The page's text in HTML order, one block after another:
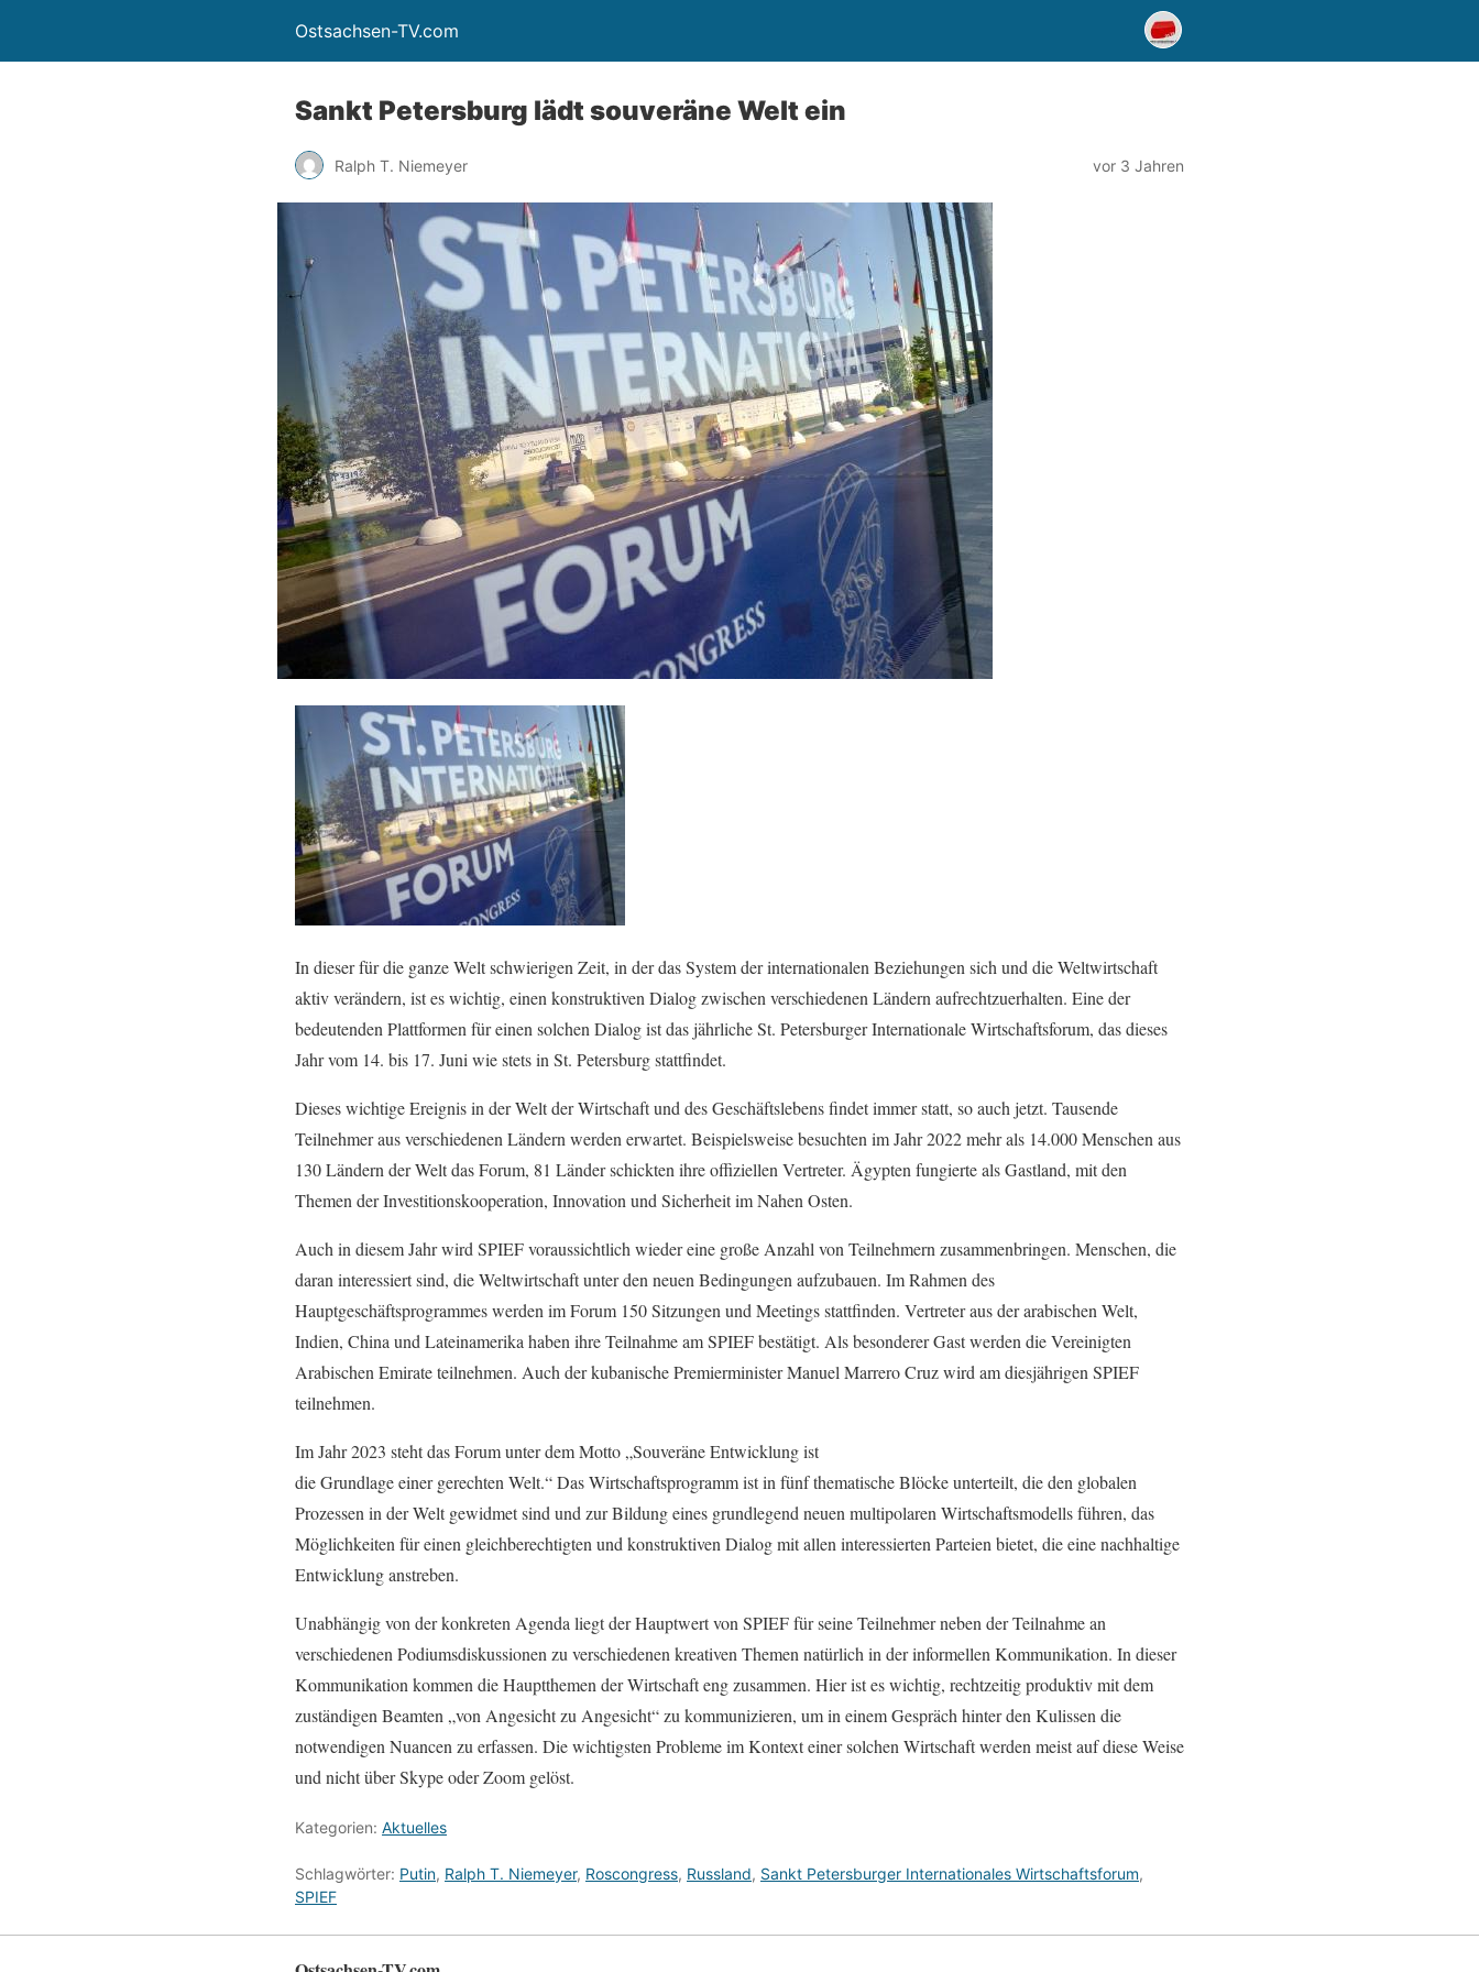
Ostsachsen-TV.com
Sankt Petersburg lädt souveräne Welt ein
Ralph T. Niemeyer vor 3 Jahren
In dieser für die ganze Welt schwierigen Zeit, in der das System der internationalen Beziehungen sich und die Weltwirtschaft
aktiv verändern, ist es wichtig, einen konstruktiven Dialog zwischen verschiedenen Ländern aufrechtzuerhalten. Eine der
bedeutenden Plattformen für einen solchen Dialog ist das jährliche St. Petersburger Internationale Wirtschaftsforum, das dieses
Jahr vom 14. bis 17. Juni wie stets in St. Petersburg stattfindet.
Dieses wichtige Ereignis in der Welt der Wirtschaft und des Geschäftslebens findet immer statt, so auch jetzt. Tausende
Teilnehmer aus verschiedenen Ländern werden erwartet. Beispielsweise besuchten im Jahr 2022 mehr als 14.000 Menschen aus
130 Ländern der Welt das Forum, 81 Länder schickten ihre offiziellen Vertreter. Ägypten fungierte als Gastland, mit den
Themen der Investitionskooperation, Innovation und Sicherheit im Nahen Osten.
Auch in diesem Jahr wird SPIEF voraussichtlich wieder eine große Anzahl von Teilnehmern zusammenbringen. Menschen, die
daran interessiert sind, die Weltwirtschaft unter den neuen Bedingungen aufzubauen. Im Rahmen des
Hauptgeschäftsprogrammes werden im Forum 150 Sitzungen und Meetings stattfinden. Vertreter aus der arabischen Welt,
Indien, China und Lateinamerika haben ihre Teilnahme am SPIEF bestätigt. Als besonderer Gast werden die Vereinigten
Arabischen Emirate teilnehmen. Auch der kubanische Premierminister Manuel Marrero Cruz wird am diesjährigen SPIEF
teilnehmen.
Im Jahr 2023 steht das Forum unter dem Motto „Souveräne Entwicklung ist
die Grundlage einer gerechten Welt.“ Das Wirtschaftsprogramm ist in fünf thematische Blöcke unterteilt, die den globalen
Prozessen in der Welt gewidmet sind und zur Bildung eines grundlegend neuen multipolaren Wirtschaftsmodells führen, das
Möglichkeiten für einen gleichberechtigten und konstruktiven Dialog mit allen interessierten Parteien bietet, die eine nachhaltige
Entwicklung anstreben.
Unabhängig von der konkreten Agenda liegt der Hauptwert von SPIEF für seine Teilnehmer neben der Teilnahme an
verschiedenen Podiumsdiskussionen zu verschiedenen kreativen Themen natürlich in der informellen Kommunikation. In dieser
Kommunikation kommen die Hauptthemen der Wirtschaft eng zusammen. Hier ist es wichtig, rechtzeitig produktiv mit dem
zuständigen Beamten „von Angesicht zu Angesicht“ zu kommunizieren, um in einem Gespräch hinter den Kulissen die
notwendigen Nuancen zu erfassen. Die wichtigsten Probleme im Kontext einer solchen Wirtschaft werden meist auf diese Weise
und nicht über Skype oder Zoom gelöst.
Kategorien: Aktuelles
Schlagwörter: Putin, Ralph T. Niemeyer, Roscongress, Russland, Sankt Petersburger Internationales Wirtschaftsforum,
SPIEF